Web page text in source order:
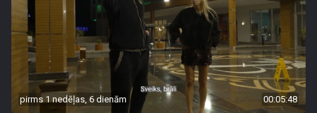
pirms 1 nedēļas, 6 dienām 00:05:48